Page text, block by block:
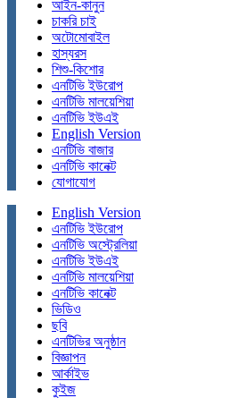
আইন-কানুন
চাকরি চাই
অটোমোবাইল
হাস্যরস
শিশু-কিশোর
এনটিভি ইউরোপ
এনটিভি মালয়েশিয়া
এনটিভি ইউএই
English Version
এনটিভি বাজার
এনটিভি কানেক্ট
যোগাযোগ
English Version
এনটিভি ইউরোপ
এনটিভি অস্ট্রেলিয়া
এনটিভি ইউএই
এনটিভি মালয়েশিয়া
এনটিভি কানেক্ট
ভিডিও
ছবি
এনটিভির অনুষ্ঠান
বিজ্ঞাপন
আর্কাইভ
কুইজ